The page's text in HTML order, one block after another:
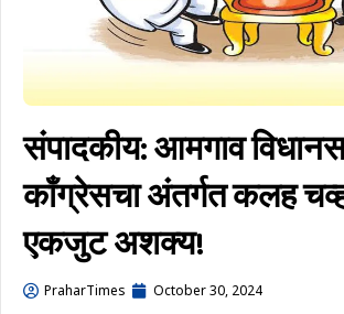
संपादकीय: आमगाव
काँग्रेसचा अंतर्गत कलह
एकजुट अशक्य!
PraharTimes October 30, 2024